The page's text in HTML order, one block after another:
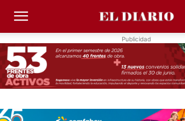
Publicidad